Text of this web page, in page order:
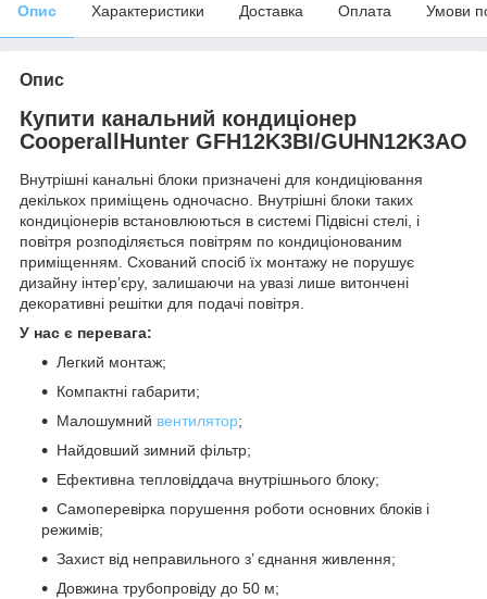
Опис Характеристики Доставка Оплата Умови
Опис
Купити канальний кондиціонер
CooperallHunter GFH12K3BI/GUHN12K3AO
Внутрішні канальні блоки призначені для кондиціювання
декількох приміщень одночасно. Внутрішні блоки таких
кондиціонерів встановлюються в системі Підвісні стелі, і
повітря розподіляється повітрям по кондиціонованим
приміщенням. Схований спосіб їх монтажу не порушує
дизайну інтер’єру, залишаючи на увазі лише витончені
декоративні решітки для подачі повітря.
У нас є перевага:
Легкий монтаж;
Компактні габарити;
Малошумний вентилятор;
Найдовший зимний фільтр;
Ефективна тепловіддача внутрішнього блоку;
Самоперевірка порушення роботи основних блоків і
режимів;
Захист від неправильного з’ єднання живлення;
Довжина трубопровіду до 50 м;